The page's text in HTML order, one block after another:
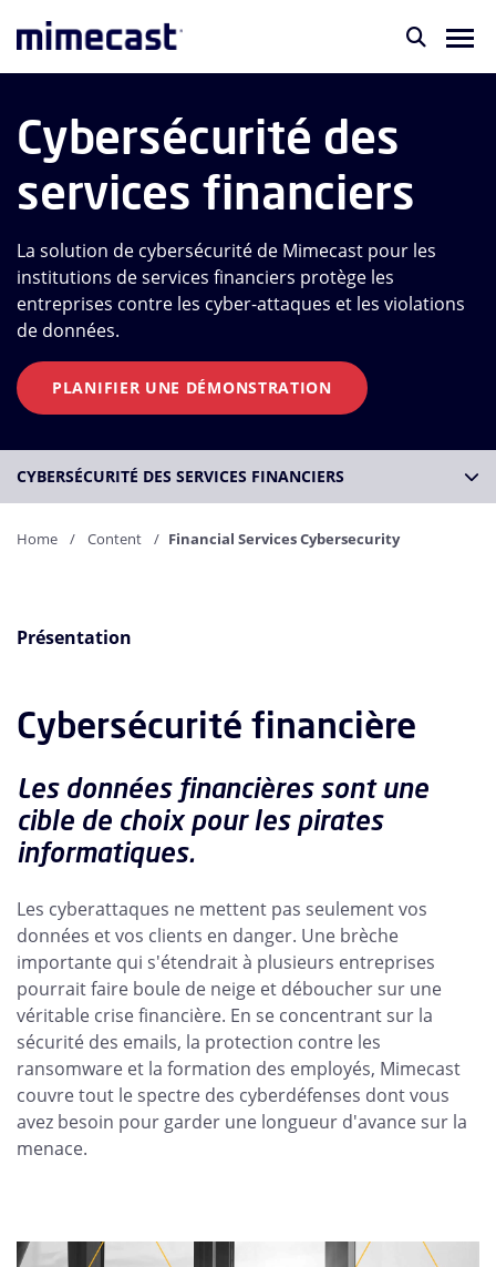
Cybersécurité des
services financiers
La solution de cybersécurité de Mimecast pour les
institutions de services financiers protège les
entreprises contre les cyber-attaques et les violations
de données.
PLANIFIER UNE DÉMONSTRATION
CYBERSÉCURITÉ DES SERVICES FINANCIERS
Home Content Financial Services Cybersecurity
Présentation
Cybersécurité financière
Les données financières sont une
cible de choix pour les pirates
informatiques.
Les cyberattaques ne mettent pas seulement vos
données et vos clients en danger. Une brèche
importante qui s'étendrait à plusieurs entreprises
pourrait faire boule de neige et déboucher sur une
véritable crise financière. En se concentrant sur la
sécurité des emails, la protection contre les
ransomware et la formation des employés, Mimecast
couvre tout le spectre des cyberdéfenses dont vous
avez besoin pour garder une longueur d'avance sur la
menace.